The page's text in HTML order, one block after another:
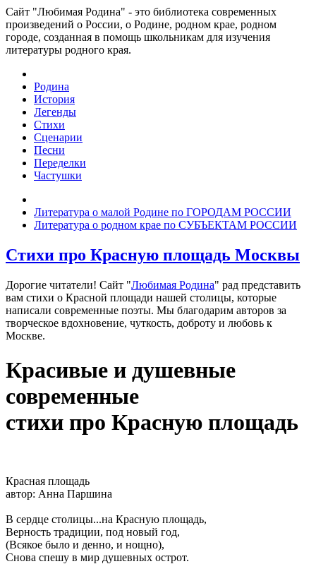
Сайт "Любимая Родина" - это библиотека современных
произведений о России, о Родине, родном крае, родном
городе, созданная в помощь школьникам для изучения
литературы родного края.
Родина
История
Легенды
Стихи
Сценарии
Песни
Переделки
Частушки
Литература о малой Родине по ГОРОДАМ РОССИИ
Литература о родном крае по СУБЪЕКТАМ РОССИИ
Стихи про Красную площадь Москвы
Дорогие читатели! Сайт "Любимая Родина" рад представить
вам стихи о Красной площади нашей столицы, которые
написали современные поэты. Мы благодарим авторов за
творческое вдохновение, чуткость, доброту и любовь к
Москве.
Красивые и душевные
современные
стихи про Красную площадь
Красная площадь
автор: Анна Паршина
В сердце столицы...на Красную площадь,
Верность традиции, под новый год,
(Всякое было и денно, и нощно),
Снова спешу в мир душевных острот.